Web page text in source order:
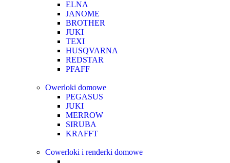
ELNA
JANOME
BROTHER
JUKI
TEXI
HUSQVARNA
REDSTAR
PFAFF
Owerloki domowe
PEGASUS
JUKI
MERROW
SIRUBA
KRAFFT
Cowerloki i renderki domowe